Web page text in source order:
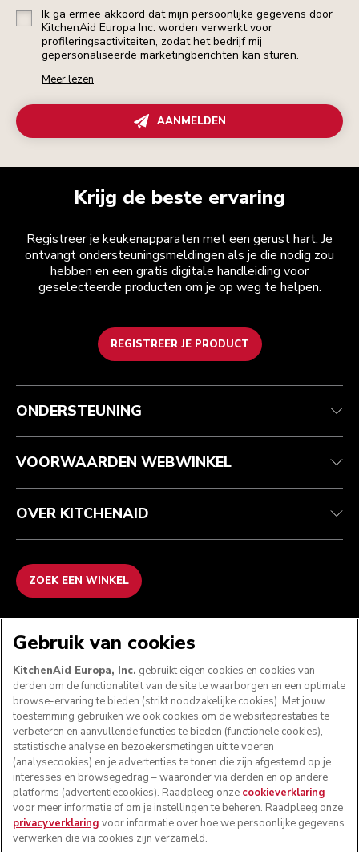
Ik ga ermee akkoord dat mijn persoonlijke gegevens door
KitchenAid Europa Inc. worden verwerkt voor
profileringsactiviteiten, zodat het bedrijf mij
gepersonaliseerde marketingberichten kan sturen.
Meer lezen
AANMELDEN
Krijg de beste ervaring
Registreer je keukenapparaten met een gerust hart. Je
ontvangt ondersteuningsmeldingen als je die nodig zou
hebben en een gratis digitale handleiding voor
geselecteerde producten om je op weg te helpen.
REGISTREER JE PRODUCT
Health check
Je bestelling volgen
Garantie en documenten
Recupel
Algemene voorwaarden
Retournering en terugbetaling
Imprint
ODR
Het merk
Zoek een winkel
ONDERSTEUNING
VOORWAARDEN WEBWINKEL
OVER KITCHENAID
ZOEK EEN WINKEL
VOLG ONS
Gebruik van cookies
KitchenAid Europa, Inc. gebruikt eigen cookies en cookies van
derden om de functionaliteit van de site te waarborgen en een optimale
browse-ervaring te bieden (strikt noodzakelijke cookies). Met jouw
toestemming gebruiken we ook cookies om de websiteprestaties te
verbeteren en aanvullende functies te bieden (functionele cookies),
statistische analyse en bezoekersmetingen uit te voeren
(analysecookies) en je advertenties te tonen die zijn afgestemd op je
interesses en browsegedrag – waaronder via derden en op andere
platforms (advertentiecookies). Raadpleeg onze cookieverklaring
voor meer informatie of om je instellingen te beheren. Raadpleeg onze
privacyverklaring voor informatie over hoe we persoonlijke gegevens
verwerken die via cookies zijn verzameld.